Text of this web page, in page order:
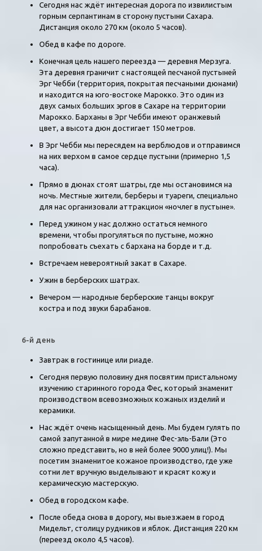
Сегодня нас ждёт интересная дорога по извилистым
горным серпантинам в сторону пустыни Сахара.
Дистанция около 270 км (около 5 часов).
Обед в кафе по дороге.
Конечная цель нашего переезда — деревня Мерзуга.
Эта деревня граничит с настоящей песчаной пустыней
Эрг Чебби (территория, покрытая песчаными дюнами)
и находится на юго-востоке Марокко. Это один из
двух самых больших эргов в Сахаре на территории
Марокко. Барханы в Эрг Чебби имеют оранжевый
цвет, а высота дюн достигает 150 метров.
В Эрг Чебби мы пересядем на верблюдов и отправимся
на них верхом в самое сердце пустыни (примерно 1,5
часа).
Прямо в дюнах стоят шатры, где мы остановимся на
ночь. Местные жители, берберы и туареги, специально
для нас организовали аттракцион «ночлег в пустыне».
Перед ужином у нас должно остаться немного
времени, чтобы прогуляться по пустыне, можно
попробовать съехать с бархана на борде и т.д.
Встречаем невероятный закат в Сахаре.
Ужин в берберских шатрах.
Вечером — народные берберские танцы вокруг
костра и под звуки барабанов.
6-й день
Завтрак в гостинице или риаде.
Сегодня первую половину дня посвятим пристальному
изучению старинного города Фес, который знаменит
производством всевозможных кожаных изделий и
керамики.
Нас ждёт очень насыщенный день. Мы будем гулять по
самой запутанной в мире медине Фес-эль-Бали (Это
сложно представить, но в ней более 9000 улиц!). Мы
посетим знаменитое кожаное производство, где уже
сотни лет вручную выделывают и красят кожу и
керамическую мастерскую.
Обед в городском кафе.
После обеда снова в дорогу, мы выезжаем в город
Мидельт, столицу рудников и яблок. Дистанция 220 км
(переезд около 4,5 часов).